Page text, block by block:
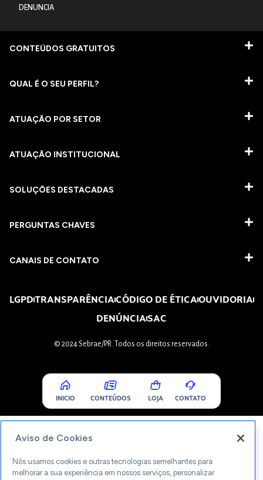
DENUNCIA
CONTEÚDOS GRATUITOS
QUAL É O SEU PERFIL?
ATUAÇÃO POR SETOR
ATUAÇÃO INSTITUCIONAL
SOLUÇÕES DESTACADAS
PERGUNTAS CHAVES​
CANAIS DE CONTATO
LGPDTRANSPARÊNCIACÓDIGO DE ÉTICAOUVIDORIA
DENÚNCIASAC
© 2024 Sebrae/PR. Todos os direitos reservados.
INICIO CONTEÚDOS LOJA CONTATO
Aviso de Cookies
Nós usamos cookies e outras tecnologias semelhantes para
melhorar a sua experiência em nossos serviços, personalizar